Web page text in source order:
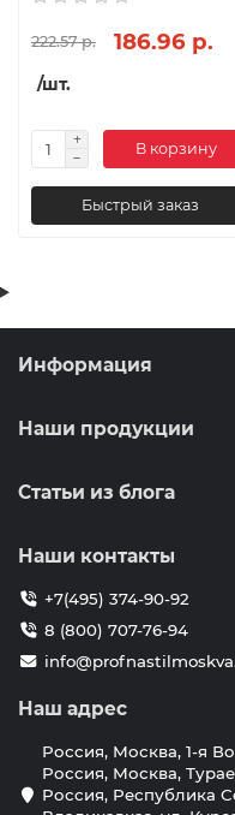
222.57 р. 186.96 р.
/шт.
В корзину
Быстрый заказ
Информация
Наши продукции
Статьи из блога
Наши контакты
+7(495) 374-90-92
8 (800) 707-76-94
Наш адрес
Россия, Москва, 1-я
Россия, Москва,
Россия, Республика